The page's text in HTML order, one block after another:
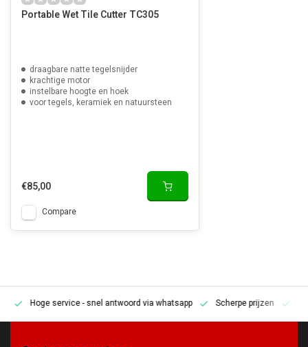
Portable Wet Tile Cutter TC305
draagbare natte tegelsnijder
krachtige motor
instelbare hoogte en hoek
voor tegels, keramiek en natuursteen
€85,00
Compare
Hoge service- snel antwoord via whatsapp Scherpe prijzen